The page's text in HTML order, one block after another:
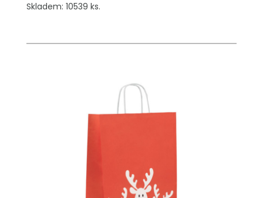
Skladem: 10539 ks.